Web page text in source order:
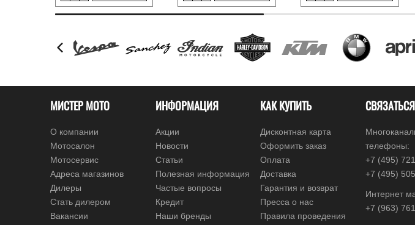
МИСТЕР МОТО
О компании
Мотосалон
Мотосервис
Адреса магазинов
Дилеры
Стать дилером
Вакансии
ИНФОРМАЦИЯ
Акции
Новости
Статьи
Полезная информация
Частые вопросы
Кредит
Наши бренды
КАК КУПИТЬ
Дисконтная карта
Оформить заказ
Оплата
Доставка
Гарантия и возврат
Пресса о нас
Правила проведения
телефоны:
+7 (495)
+7 (495)
Интернет
+7 (963)